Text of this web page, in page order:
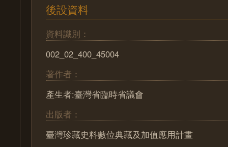
後設資料
資料識別：
002_02_400_45004
著作者：
產生者:臺灣省臨時省議會
出版者：
臺灣珍藏史料數位典藏及加值應用計畫